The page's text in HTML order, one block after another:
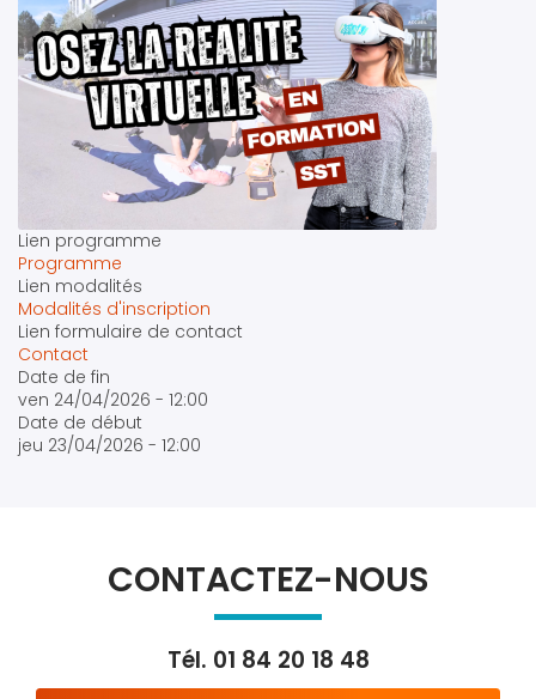
Lien programme
Programme
Lien modalités
Modalités d'inscription
Lien formulaire de contact
Contact
Date de fin
ven 24/04/2026 - 12:00
Date de début
jeu 23/04/2026 - 12:00
CONTACTEZ-NOUS
Tél. 01 84 20 18 48